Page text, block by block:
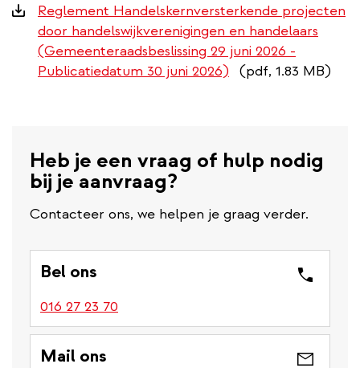
Downloads
Reglement Handelskernversterkende projecten
door handelswijkverenigingen en handelaars
(Gemeenteraadsbeslissing 29 juni 2026 -
Publicatiedatum 30 juni 2026)
(pdf, 1.83 MB)
Heb je een vraag of hulp nodig
bij je aanvraag?
Contacteer ons, we helpen je graag verder.
Bel ons
016 27 23 70
Mail ons